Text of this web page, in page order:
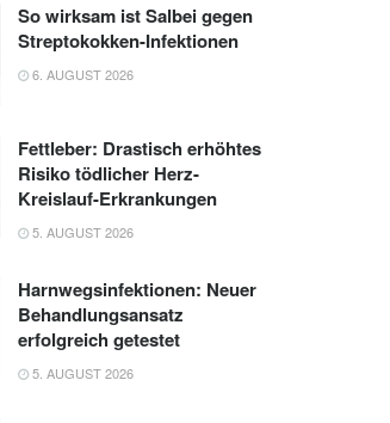
So wirksam ist Salbei gegen
Streptokokken-Infektionen
6. AUGUST 2026
Fettleber: Drastisch erhöhtes
Risiko tödlicher Herz-
Kreislauf-Erkrankungen
5. AUGUST 2026
Harnwegsinfektionen: Neuer
Behandlungsansatz
erfolgreich getestet
5. AUGUST 2026